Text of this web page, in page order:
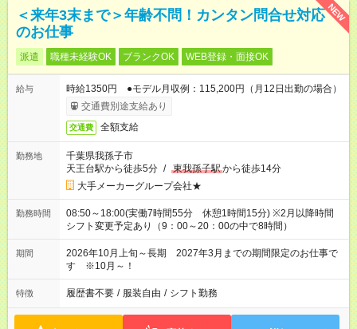
NEW
＜来年3末まで＞年齢不問！カンタン問合せ対応
のお仕事
派遣 職種未経験OK ブランクOK WEB登録・面接OK
給与
時給1350円 ●モデル月収例：115,200円（月12日出勤の場合）
交通費別途支給あり
交通費 全額支給
勤務地
千葉県我孫子市
天王台駅から徒歩5分 / 東我孫子駅から徒歩14分
大手メーカーグループ会社★
勤務時間
08:50～18:00(実働7時間55分 休憩1時間15分) ※2月以降時間
シフト変更予定あり（9：00～20：00の中で8時間）
期間
2026年10月上旬～長期 2027年3月までの期間限定のお仕事で
す ※10月～！
特徴 履歴書不要 / 服装自由 / シフト勤務